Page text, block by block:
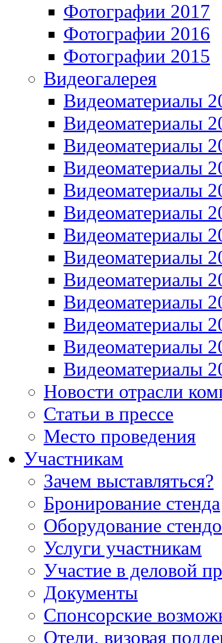
Фотографии 2017
Фотографии 2016
Фотографии 2015
Видеогалерея
Видеоматериалы
Видеоматериалы
Видеоматериалы
Видеоматериалы
Видеоматериалы
Видеоматериалы
Видеоматериалы
Видеоматериалы
Видеоматериалы
Видеоматериалы
Видеоматериалы
Видеоматериалы
Видеоматериалы
Новости отрасли
Статьи в прессе
Место проведения
Участникам
Зачем выставляться?
Бронирование стенда
Оборудование
Услуги участникам
Участие в деловой
Документы
Спонсорские
Отели, визовая